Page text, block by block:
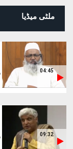
ملٹی میڈیا
04:45
09:32